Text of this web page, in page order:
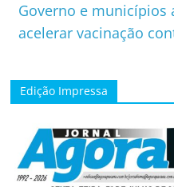
Governo e municípios
acelerar vacinação
Edição Impressa